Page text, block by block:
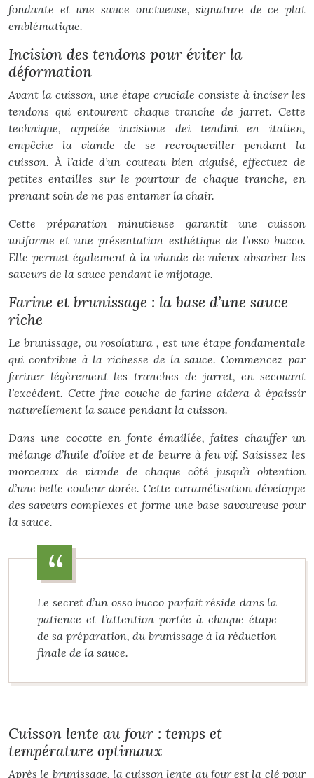
fondante et une sauce onctueuse, signature de ce plat
emblématique.
Incision des tendons pour éviter la
déformation
Avant la cuisson, une étape cruciale consiste à inciser les
tendons qui entourent chaque tranche de jarret. Cette
technique, appeléeincisione dei tendinien italien,
empêche la viande de se recroqueviller pendant la
cuisson. À l’aide d’un couteau bien aiguisé, effectuez de
petites entailles sur le pourtour de chaque tranche, en
prenant soin de ne pas entamer la chair.
Cette préparation minutieuse garantit une cuisson
uniforme et une présentation esthétique de l’osso bucco.
Elle permet également à la viande de mieux absorber les
saveurs de la sauce pendant le mijotage.
Farine et brunissage : la base d’une sauce
riche
Le brunissage, ou rosolatura , est une étape fondamentale
qui contribue à la richesse de la sauce. Commencez par
fariner légèrement les tranches de jarret, en secouant
l’excédent. Cette fine couche de farine aidera à épaissir
naturellement la sauce pendant la cuisson.
Dans une cocotte en fonte émaillée, faites chauffer un
mélange d’huile d’olive et de beurre à feu vif. Saisissez les
morceaux de viande de chaque côté jusqu’à obtention
d’une belle couleur dorée. Cette caramélisation développe
des saveurs complexes et forme une base savoureuse pour
la sauce.
Le secret d’un osso bucco parfait réside dans la
patience et l’attention portée à chaque étape
de sa préparation, du brunissage à la réduction
finale de la sauce.
Cuisson lente au four : temps et
température optimaux
Après le brunissage, la cuisson lente au four est la clé pour